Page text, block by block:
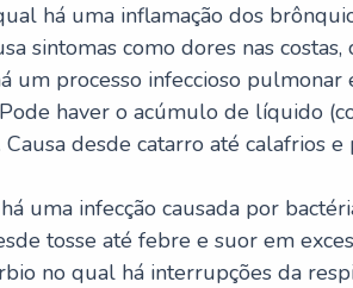
há uma inflamação dos
sintomas como dores nas costas,
um processo infeccioso pulmonar
haver o acúmulo de líquido
Causa desde catarro até calafrios
uma infecção causada por
tosse até febre e suor em
no qual há interrupções da